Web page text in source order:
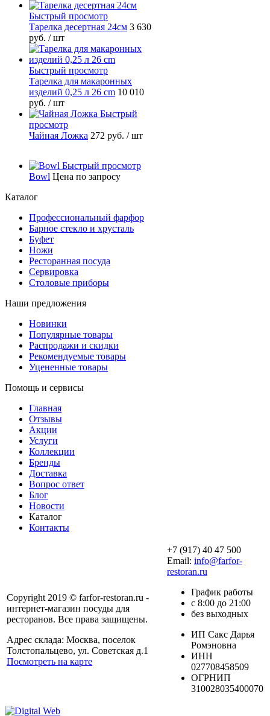
Быстрый просмотр
Тарелка десертная 24см 3 630
руб. / шт
Быстрый просмотр
Тарелка для макаронных
изделий 0,25 л 26 cm 10 010
руб. / шт
Быстрый
просмотр
Чайная Ложка 272 руб. / шт
Быстрый просмотр
Bowl Цена по запросу
Каталог
Профессиональный фарфор
Барное стекло и хрусталь
Буфет
Ножи
Ресторанная посуда
Сервировка
Столовые приборы
Наши предложения
Новинки
Популярные товары
Распродажи и скидки
Рекомендуемые товары
Уцененные товары
Помощь и сервисы
Главная
Отзывы
Акции
Услуги
Коллекции
Бренды
Доставка
Вопрос ответ
Блог
Новости
Каталог
Контакты
Copyright 2019 © farfor-restoran.ru -
интернет-магазин посуды для
ресторанов. Все права защищены.
Адрес склада: Москва, поселок
Толстопальцево, ул. Советская д.1
Посмотреть на карте
+7 (917) 40 47 500
Email: info@farfor-
restoran.ru
График работы
с 8:00 до 21:00
без выходных
ИП Сакс Дарья
Ромэновна
ИНН
027708458509
ОГРНИП
310028035400070